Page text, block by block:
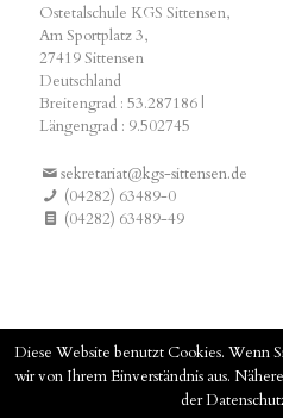
Ostetalschule KGS Sittensen,
Am Sportplatz 3,
27419 Sittensen
Deutschland
Breitengrad : 53.287186 |
Längengrad : 9.502745
sekretariat@kgs-sittensen.de
(04282) 63489-0
(04282) 63489-49
© 2019 KGS-Sittensen –
Diese Website benutzt Cookies. Wenn
wir von Ihrem Einverständnis aus.
der